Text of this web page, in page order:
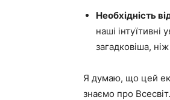
Необхідність
наші
загадковіша,
Я думаю, що цей
знаємо про